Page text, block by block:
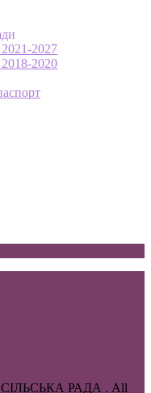
2021-2027
2018-2020
РАДА . All